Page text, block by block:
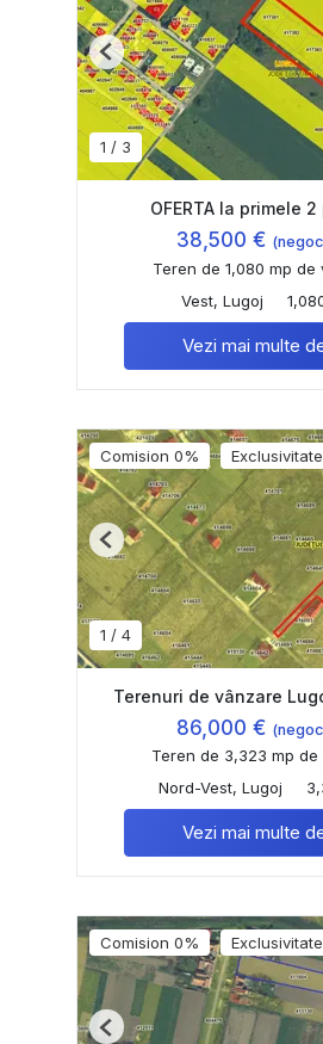
1 / 3
Previous
OFERTA la primele
38,500 €
Teren de 1,080 mp de
Vest, Lugoj
Vezi mai multe
Comision 0% Exclusivitate
1 / 4
Previous
Terenuri de vânzare
86,000 €
Teren de 3,323 mp de
Nord-Vest, Lugoj
Vezi mai multe
Comision 0% Exclusivitate
Previous